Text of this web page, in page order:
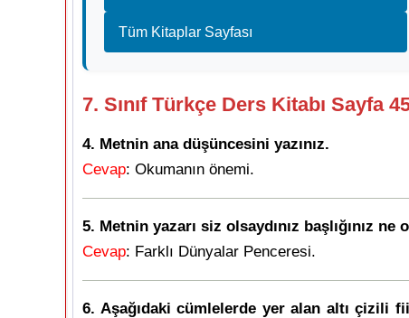
Tüm Kitaplar Sayfası
7. Sınıf Türkçe Ders Kitabı Sayfa
4. Metnin ana düşüncesini yazınız.
Cevap: Okumanın önemi.
5. Metnin yazarı siz olsaydınız başlığınız ne
Cevap: Farklı Dünyalar Penceresi.
6. Aşağıdaki cümlelerde yer alan altı çizili